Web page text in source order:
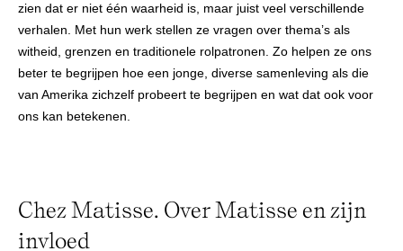
zien dat er niet één waarheid is, maar juist veel verschillende
verhalen. Met hun werk stellen ze vragen over thema’s als
witheid, grenzen en traditionele rolpatronen. Zo helpen ze ons
beter te begrijpen hoe een jonge, diverse samenleving als die
van Amerika zichzelf probeert te begrijpen en wat dat ook voor
ons kan betekenen.
Chez Matisse. Over Matisse en zijn
invloed